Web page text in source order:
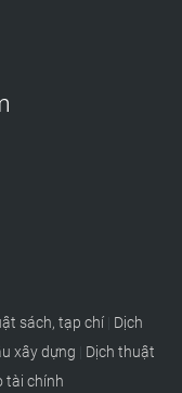
sách, tạp chí| Dịch
xây dựng
Dịch thuật
tài chính